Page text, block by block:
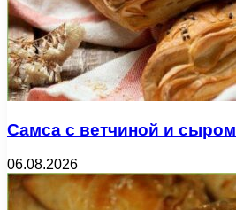
Самса с ветчиной и сыром
06.08.2026